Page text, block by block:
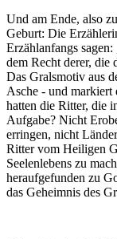
Und am Ende, also
Geburt: Die
Erzählanfangs
dem Recht derer, die
Das Gralsmotiv aus
Asche - und markiert
hatten die Ritter, die
Aufgabe? Nicht
erringen, nicht
Ritter vom Heiligen
Seelenlebens zu
heraufgefunden zu
das Geheimnis des